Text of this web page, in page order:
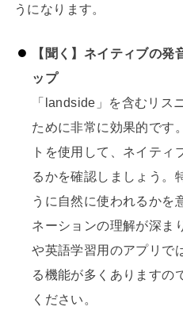
うになります。
【聞く】ネイティブの
ップ
「landside」を含むリス
ために非常に効果的です
トを使用して、ネイティ
るかを確認しましょう。
うに自然に使われるかを
ネーションの理解が深ま
や英語学習用のアプリで
る機能が多くありますの
ください。